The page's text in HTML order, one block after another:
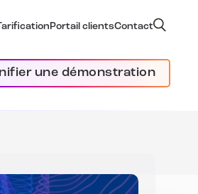
Portail clientsContact
une démonstration